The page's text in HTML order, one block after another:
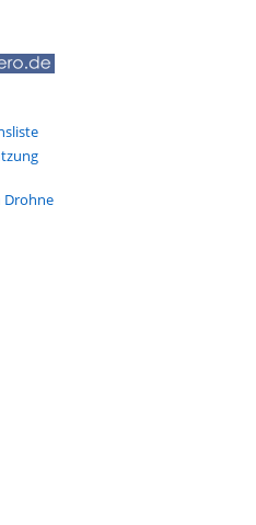
Drohne